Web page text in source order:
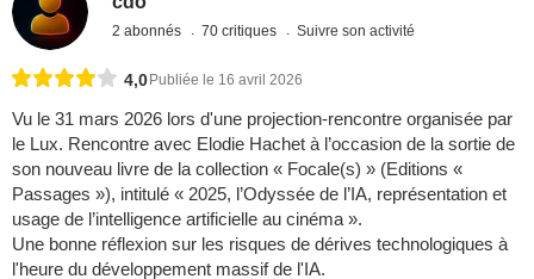
2 abonnés 70 critiques Suivre son activité
4,0 Publiée le 16 avril 2026
Vu le 31 mars 2026 lors d'une projection-rencontre organisée par
le Lux. Rencontre avec Elodie Hachet à l’occasion de la sortie de
son nouveau livre de la collection « Focale(s) » (Editions «
Passages »), intitulé « 2025, l’Odyssée de l’IA, représentation et
usage de l’intelligence artificielle au cinéma ».
Une bonne réflexion sur les risques de dérives technologiques à
l'heure du développement massif de l'IA.